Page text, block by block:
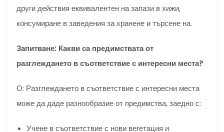
други действия еквивалентен на запази в хижи,
консумиране в заведения за хранене и търсене на.
Запитване: Какви са предимствата от
разглеждането в съответствие с интересни места?
О: Разглеждането в съответствие с интересни места
може да даде разнообразие от предимства, заедно с:
Учене в съответствие с нови вегетация и